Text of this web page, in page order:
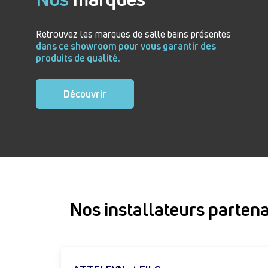
Retrouvez les marques de salle bains présentes
dans ce showroom pour vous garantir des
produits de qualité.
Découvrir
Nos installateurs